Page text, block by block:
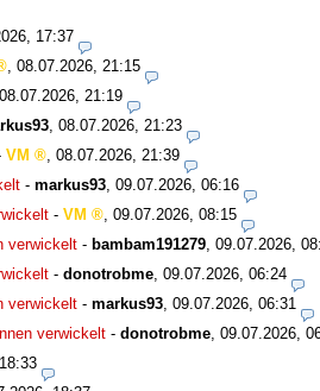
17:37
, 08.07.2026, 21:15
08.07.2026, 21:19
, 08.07.2026, 21:23
VM , 08.07.2026, 21:39
- markus93, 09.07.2026, 06:16
- VM , 09.07.2026, 08:15
verwickelt - bambam191279, 09.07.2026,
- donotrobme, 09.07.2026, 06:24
verwickelt - markus93, 09.07.2026, 06:31
verwickelt - donotrobme, 09.07.2026,